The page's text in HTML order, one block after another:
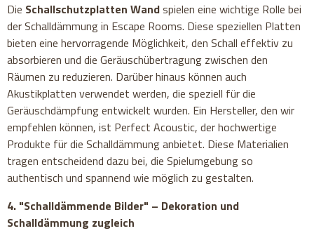
Die Schallschutzplatten Wandspielen eine wichtige Rolle bei
der Schalldämmung in Escape Rooms. Diese speziellen Platten
bieten eine hervorragende Möglichkeit, den Schall effektiv zu
absorbieren und die Geräuschübertragung zwischen den
Räumen zu reduzieren. Darüber hinaus können auch
Akustikplatten verwendet werden, die speziell für die
Geräuschdämpfung entwickelt wurden. Ein Hersteller, den wir
empfehlen können, ist Perfect Acoustic, der hochwertige
Produkte für die Schalldämmung anbietet. Diese Materialien
tragen entscheidend dazu bei, die Spielumgebung so
authentisch und spannend wie möglich zu gestalten.
4. "Schalldämmende Bilder" – Dekoration und
Schalldämmung zugleich